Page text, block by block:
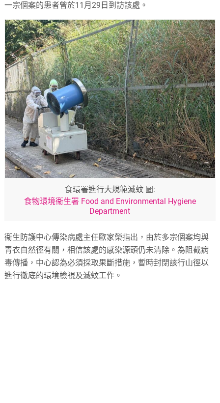
一宗個案的患者曾於11月29日到訪該處。
食環署進行大規範滅蚊 圖:
食物環境衞生署 Food and Environmental Hygiene
Department
衞生防護中心傳染病處主任歐家榮指出，由於多宗個案均與
青衣自然徑有關，相信該處的感染源頭仍未清除。為阻截病
毒傳播，中心認為必須採取果斷措施，暫時封閉該行山徑以
進行徹底的環境檢視及滅蚊工作。